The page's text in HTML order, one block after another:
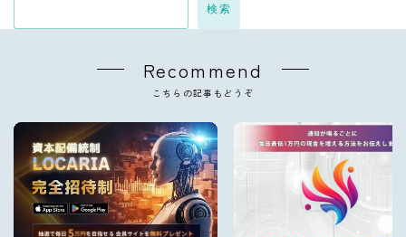
検索
Recommend
こちらの記事もどうぞ